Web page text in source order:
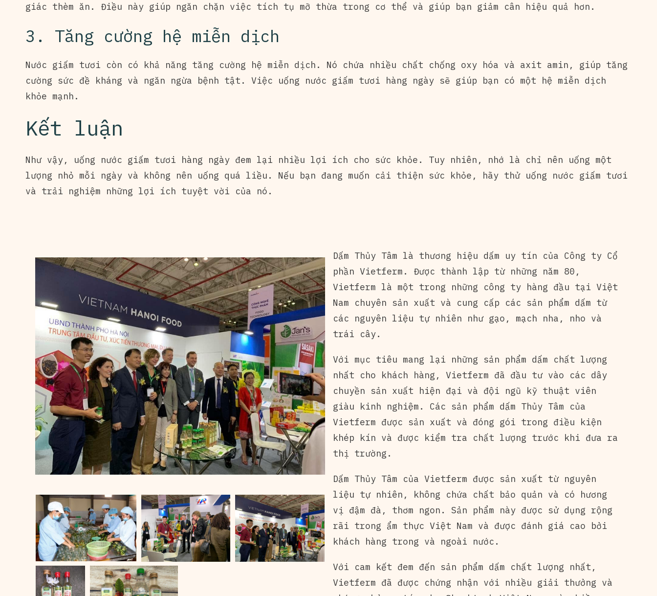
giác thèm ăn. Điều này giúp ngăn chặn việc tích tụ mỡ thừa trong cơ thể và giúp bạn giảm cân hiệu quả hơn.
3. Tăng cường hệ miễn dịch
Nước giấm tươi còn có khả năng tăng cường hệ miễn dịch. Nó chứa nhiều chất chống oxy hóa và axit amin, giúp tăng
cường sức đề kháng và ngăn ngừa bệnh tật. Việc uống nước giấm tươi hàng ngày sẽ giúp bạn có một hệ miễn dịch
khỏe mạnh.
Kết luận
Như vậy, uống nước giấm tươi hàng ngày đem lại nhiều lợi ích cho sức khỏe. Tuy nhiên, nhớ là chỉ nên uống một
lượng nhỏ mỗi ngày và không nên uống quá liều. Nếu bạn đang muốn cải thiện sức khỏe, hãy thử uống nước giấm tươi
và trải nghiệm những lợi ích tuyệt vời của nó.
Dấm Thủy Tâm là thương hiệu dấm uy tín của Công ty Cổ
phần Vietferm. Được thành lập từ những năm 80,
Vietferm là một trong những công ty hàng đầu tại Việt
Nam chuyên sản xuất và cung cấp các sản phẩm dấm từ
các nguyên liệu tự nhiên như gạo, mạch nha, nho và
trái cây.
Với mục tiêu mang lại những sản phẩm dấm chất lượng
nhất cho khách hàng, Vietferm đã đầu tư vào các dây
chuyền sản xuất hiện đại và đội ngũ kỹ thuật viên
giàu kinh nghiệm. Các sản phẩm dấm Thủy Tâm của
Vietferm được sản xuất và đóng gói trong điều kiện
khép kín và được kiểm tra chất lượng trước khi đưa ra
thị trường.
Dấm Thủy Tâm của Vietferm được sản xuất từ nguyên
liệu tự nhiên, không chứa chất bảo quản và có hương
vị đậm đà, thơm ngon. Sản phẩm này được sử dụng rộng
rãi trong ẩm thực Việt Nam và được đánh giá cao bởi
khách hàng trong và ngoài nước.
Với cam kết đem đến sản phẩm dấm chất lượng nhất,
Vietferm đã được chứng nhận với nhiều giải thưởng và